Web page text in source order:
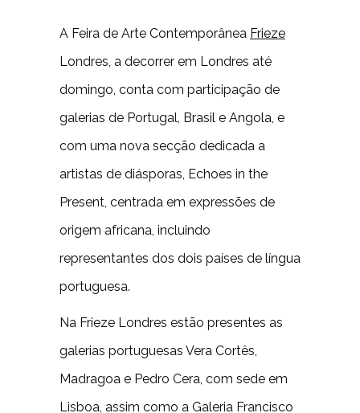
A Feira de Arte Contemporânea Frieze
Londres, a decorrer em Londres até
domingo, conta com participação de
galerias de Portugal, Brasil e Angola, e
com uma nova secção dedicada a
artistas de diásporas, Echoes in the
Present, centrada em expressões de
origem africana, incluindo
representantes dos dois países de língua
portuguesa.
Na Frieze Londres estão presentes as
galerias portuguesas Vera Cortês,
Madragoa e Pedro Cera, com sede em
Lisboa, assim como a Galeria Francisco